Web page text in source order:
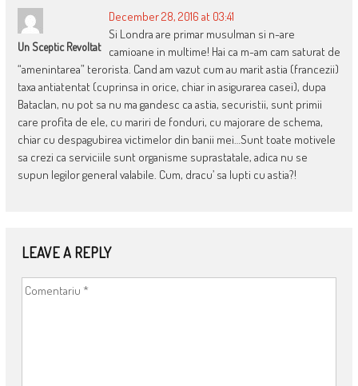
Un Sceptic Revoltat
December 28, 2016 at 03:41
Si Londra are primar musulman si n-are
camioane in multime! Hai ca m-am cam saturat de
“amenintarea” terorista. Cand am vazut cum au marit astia (francezii)
taxa antiatentat (cuprinsa in orice, chiar in asigurarea casei), dupa
Bataclan, nu pot sa nu ma gandesc ca astia, securistii, sunt primii
care profita de ele, cu mariri de fonduri, cu majorare de schema,
chiar cu despagubirea victimelor din banii mei…Sunt toate motivele
sa crezi ca serviciile sunt organisme suprastatale, adica nu se
supun legilor general valabile. Cum, dracu’ sa lupti cu astia?!
LEAVE A REPLY